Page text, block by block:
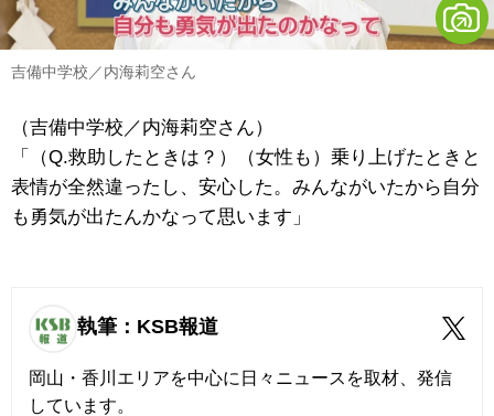
吉備中学校／内海莉空さん
（吉備中学校／内海莉空さん）
「（Q.救助したときは？）（女性も）乗り上げたときと
表情が全然違ったし、安心した。みんながいたから自分
も勇気が出たんかなって思います」
執筆：KSB報道
岡山・香川エリアを中心に日々ニュースを取材、発信
しています。